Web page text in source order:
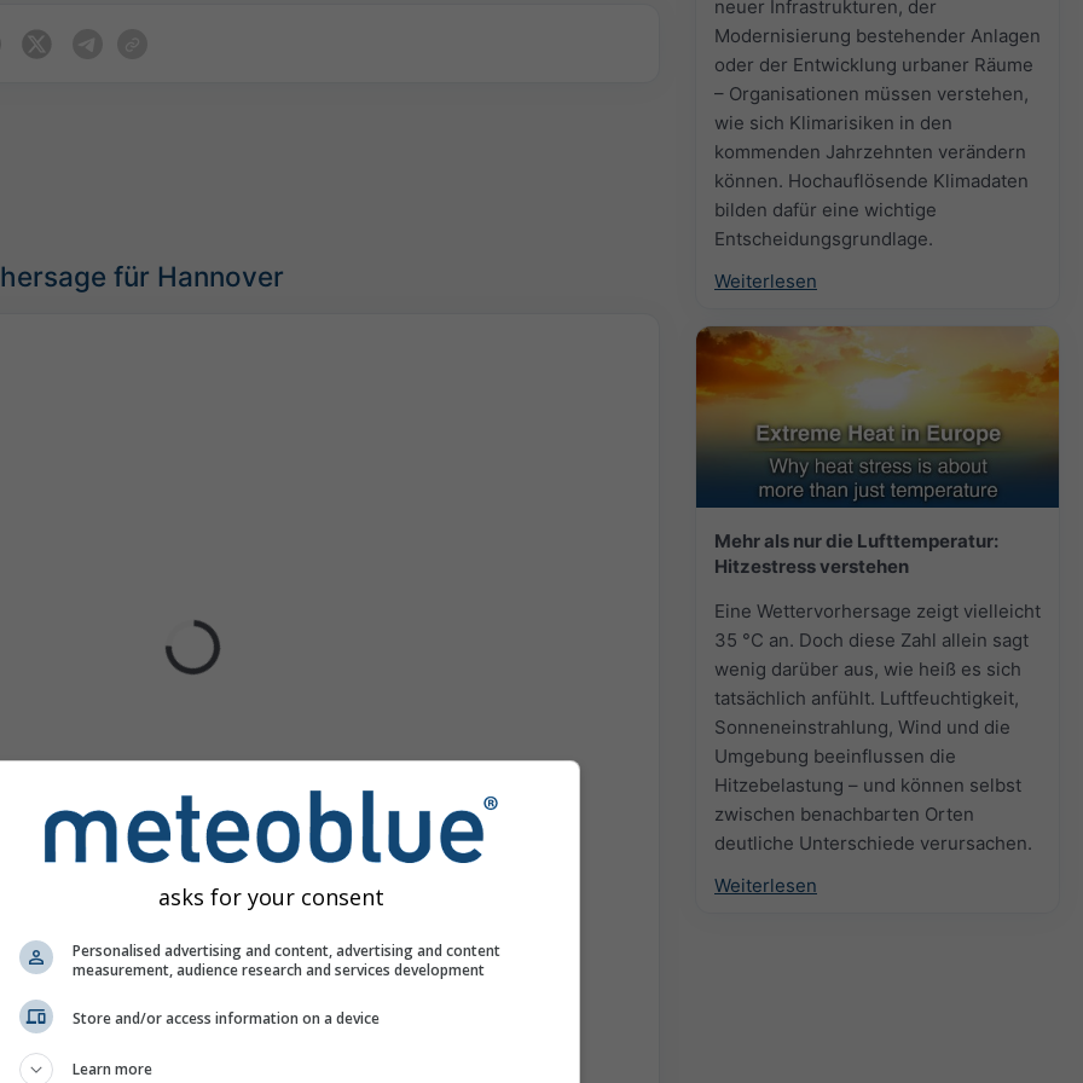
neuer Infrastrukturen, der
Modernisierung bestehender Anlagen
oder der Entwicklung urbaner Räume
– Organisationen müssen verstehen,
wie sich Klimarisiken in den
kommenden Jahrzehnten verändern
können. Hochauflösende Klimadaten
bilden dafür eine wichtige
Entscheidungsgrundlage.
Weiterlesen
Mehr als nur die Lufttemperatur:
Hitzestress verstehen
Eine Wettervorhersage zeigt vielleicht
35 °C an. Doch diese Zahl allein sagt
wenig darüber aus, wie heiß es sich
tatsächlich anfühlt. Luftfeuchtigkeit,
Sonneneinstrahlung, Wind und die
Umgebung beeinflussen die
Hitzebelastung – und können selbst
zwischen benachbarten Orten
deutliche Unterschiede verursachen.
Weiterlesen
für Hannover
asks for your consent
Personalised advertising and content, advertising and content
measurement, audience research and services development
Store and/or access information on a device
Learn more